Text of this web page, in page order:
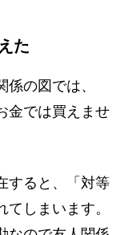
た
の図では、
金では買えませ
すると、「対等
しまいます。